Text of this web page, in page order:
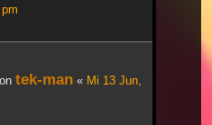
tek-man « Mi 13 Jun,